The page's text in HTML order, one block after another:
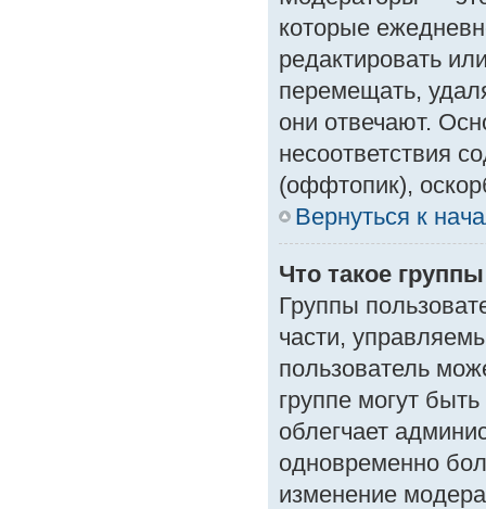
которые
редактировать
перемещать,
они отвечают.
несоответствия
(оффтопик),
Вернуться к
Что такое
Группы
части,
пользователь
группе могут
облегчает
одновременно
изменение